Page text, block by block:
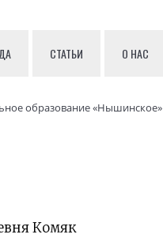
СТАТЬИ О НАС
образование «Нышинское»
Комяк